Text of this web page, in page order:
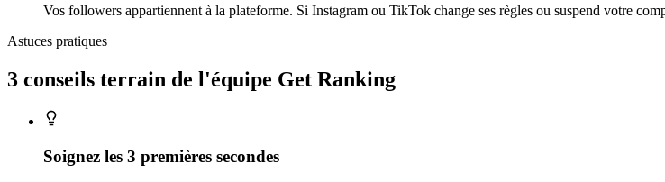
Vos followers appartiennent à la plateforme. Si Instagram ou TikTok change ses règles ou suspend votre
Astuces pratiques
3 conseils terrain de l'équipe Get Ranking
Soignez les 3 premières secondes